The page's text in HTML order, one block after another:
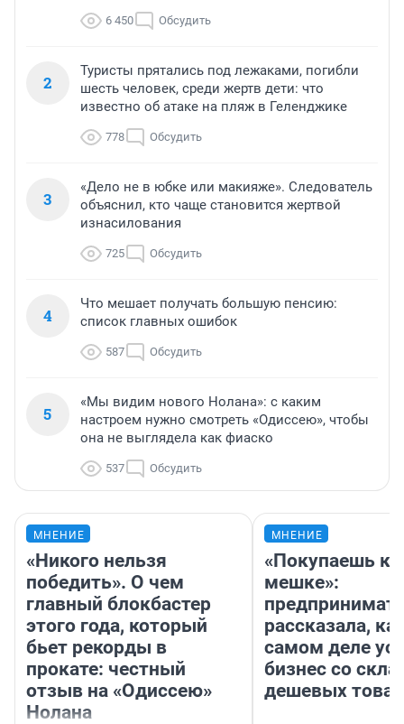
6 450 Обсудить
2
Туристы прятались под лежаками, погибли
шесть человек, среди жертв дети: что
известно об атаке на пляж в Геленджике
778 Обсудить
3
«Дело не в юбке или макияже». Следователь
объяснил, кто чаще становится жертвой
изнасилования
725 Обсудить
4
Что мешает получать большую пенсию:
список главных ошибок
587 Обсудить
5
«Мы видим нового Нолана»: с каким
настроем нужно смотреть «Одиссею», чтобы
она не выглядела как фиаско
537 Обсудить
МНЕНИЕ
«Никого нельзя
победить». О чем
главный блокбастер
этого года, который
бьет рекорды в
прокате: честный
отзыв на «Одиссею»
Нолана
МНЕНИЕ
«Покупаешь
мешке»:
рассказала,
самом деле
бизнес со
дешевых